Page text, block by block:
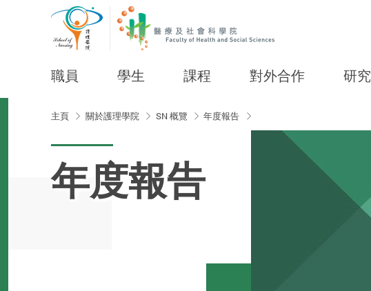
職員 學生 課程 對外合作 研究
主頁 關於護理學院 SN 概覽 年度報告
年度報告